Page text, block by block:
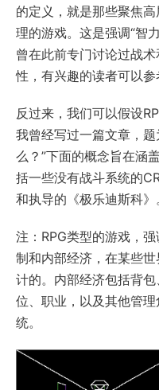
的定义，就是那些聚焦
理的游戏。这是强调“智
曾在此前专门讨论过战
性，有兴趣的读者可以参
反过来，我们可以假设
我曾经写过一篇文章，
么？”下面的概念旨在涵
括一些没有战斗系统的
和执导的《极乐迪斯科》
注：RPG类型的游戏，
制和内部经济，在某些
计的。内部经济包括背
位、职业，以及其他管
统。